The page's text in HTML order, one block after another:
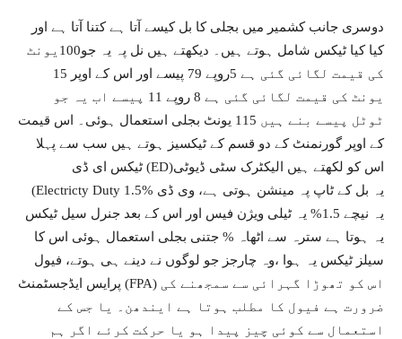
دوسری جانب کشمیر میں بجلی کا بل کیسے آتا ہے کتنا آتا ہے اور
کیا کیا ٹیکس شامل ہوتے ہیں۔ دیکھتے ہیں نل پہ یہ جو100یونٹ
کی قیمت لگائی گئی ہے 5روپے 79 پیسے اور اس کے اوپر 15
یونٹ کی قیمت لگائی گئی ہے 8 روپے 11 پیسے اب یہ جو
ٹوٹل پیسے بنے ہیں 115 یونٹ بجلی استعمال ہوئی۔ اس قیمت
کے اوپر گورنمنٹ کے دو قسم کے ٹیکسیز ہوتے ہیں سب سے پہلا
ٹیکس ای ڈی (ED)اس کو لکھتے ہیں الیکٹرک سٹی ڈیوٹی
(Electricty Duty 1.5% یہ بل کے ٹاپ پہ مینشن ہوتی ہے، وی ڈی
یہ نیچے 1.5% یہ ٹیلی ویژن فیس اور اس کے بعد جنرل سیل ٹیکس
یہ ہوتا ہے سترہ سے اٹھاہ % جتنی بجلی استعمال ہوئی اس کا
سیلز ٹیکس یہ ہوا ،وہ چارجز جو لوگوں نے دینے ہی ہوتے، فیول
پرایس ایڈجسٹمنٹ (FPA) اس کو تھوڑا گہرائی سے سمجھنے کی
ضرورت ہے فیول کا مطلب ہوتا ہے ایندھن۔ یا جس کے
استعمال سے کوئی چیز پیدا ہو یا حرکت کرئے اگر ہم